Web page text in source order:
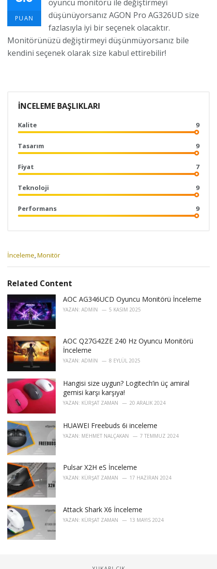
PUAN
oyuncu monitörü ile değiştirmeyi
düşünüyorsanız AGON Pro AG326UD size
fazlasıyla iyi bir seçenek olacaktır.
Monitörünüzü değiştirmeyi düşünmüyorsanız bile
kendini seçenek olarak size kabul ettirebilir!
İNCELEME BAŞLIKLARI
Kalite 9
Tasarım 9
Fiyat 7
Teknoloji 9
Performans 9
C
e
o
r
i
:
İnceleme,Monitör
Related Content
AOC AG346UCD Oyuncu Monitörü İnceleme
YAZAN: ADMIN 5 KASIM 2025
AOC Q27G42ZE 240 Hz Oyuncu Monitörü
İnceleme
YAZAN: ADMIN 8 EYLÜL 2025
Hangisi size uygun? Logitech’in üç amiral
gemisi karşı karşıya!
YAZAN: KÜRŞAT ZAMAN 20 ARALIK 2024
HUAWEI Freebuds 6i inceleme
YAZAN: MEHMET NALÇAKAN 7 TEMMUZ 2024
Pulsar X2H eS İnceleme
YAZAN: KÜRŞAT ZAMAN 17 HAZIRAN 2024
Attack Shark X6 İnceleme
YAZAN: KÜRŞAT ZAMAN 13 MAYIS 2024